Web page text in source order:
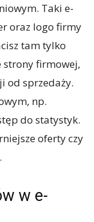
Taki e-
oraz logo firmy
tam tylko
firmowej,
od sprzedaży.
np.
do statystyk.
oferty czy
w e-